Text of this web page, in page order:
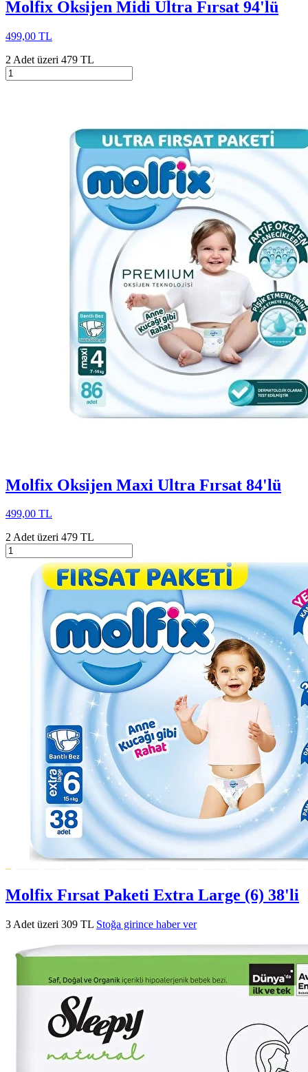
Molfix Oksijen Midi Ultra Fırsat 94'lü
499,00 TL
2 Adet üzeri 479 TL
Molfix Oksijen Maxi Ultra Fırsat 84'lü
499,00 TL
2 Adet üzeri 479 TL
Molfix Fırsat Paketi Extra Large (6) 38'li
3 Adet üzeri 309 TL Stoğa girince haber ver